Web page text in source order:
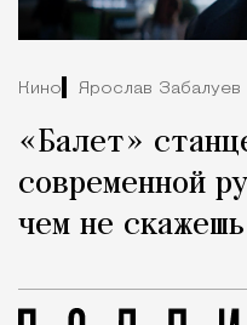
Кино Ярослав Забалуев
«Балет»
современной
чем не скажешь